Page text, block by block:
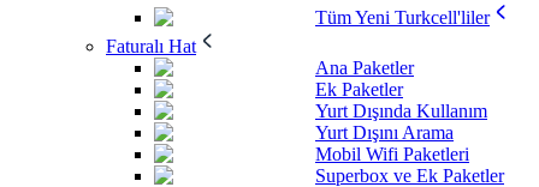
Tüm Yeni Turkcell'liler
Faturalı Hat
Ana Paketler
Ek Paketler
Yurt Dışında Kullanım
Yurt Dışını Arama
Mobil Wifi Paketleri
Superbox ve Ek Paketler